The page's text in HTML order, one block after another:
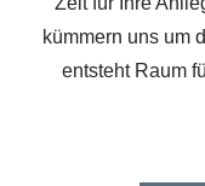
kümmern uns um
entsteht Raum